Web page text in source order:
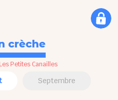
crèche
Petites Canailles
Septembre